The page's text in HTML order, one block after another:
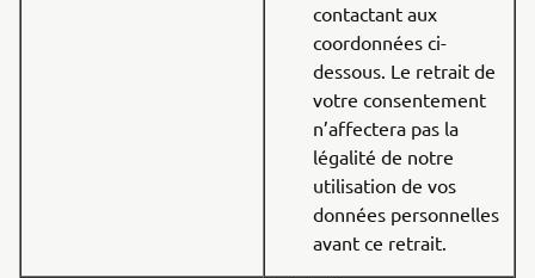
contactant aux
coordonnées ci-
dessous. Le retrait de
votre consentement
n’affectera pas la
légalité de notre
utilisation de vos
données personnelles
avant ce retrait.